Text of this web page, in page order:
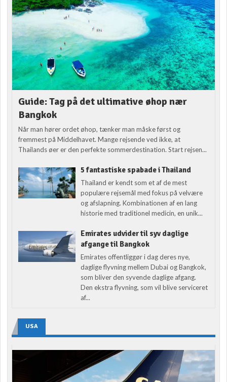
Guide: Tag på det ultimative øhop nær
Bangkok
Når man hører ordet øhop, tænker man måske først og
fremmest på Middelhavet. Mange rejsende ved ikke, at
Thailands øer er den perfekte sommerdestination. Start rejsen...
5 fantastiske spabade i Thailand
Thailand er kendt som et af de mest
populære rejsemål med fokus på velvære
og afslapning. Kombinationen af en lang
historie med traditionel medicin, en unik...
Emirates udvider til syv daglige
afgange til Bangkok
Emirates offentliggør i dag deres nye,
daglige flyvning mellem Dubai og Bangkok,
som bliver den syvende daglige afgang.
Den ekstra flyvning, som vil blive serviceret
af...
USA